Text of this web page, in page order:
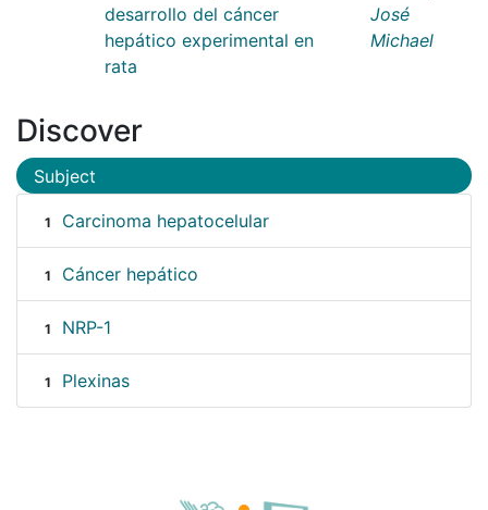
desarrollo del cáncer
hepático experimental en
rata
José
Michael
Discover
Subject
1 Carcinoma hepatocelular
1 Cáncer hepático
1 NRP-1
1 Plexinas